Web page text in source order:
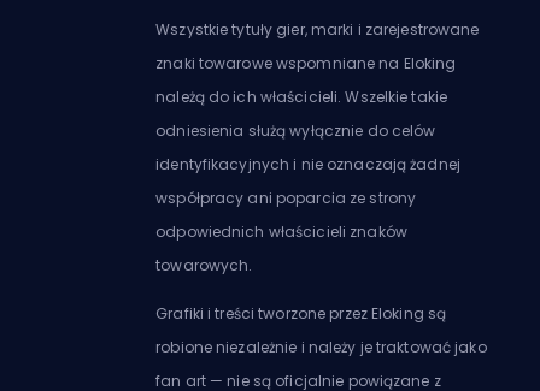
Wszystkie tytuły gier, marki i zarejestrowane
znaki towarowe wspomniane na Eloking
należą do ich właścicieli. Wszelkie takie
odniesienia służą wyłącznie do celów
identyfikacyjnych i nie oznaczają żadnej
współpracy ani poparcia ze strony
odpowiednich właścicieli znaków
towarowych.
Grafiki i treści tworzone przez Eloking są
robione niezależnie i należy je traktować jako
fan art — nie są oficjalnie powiązane z